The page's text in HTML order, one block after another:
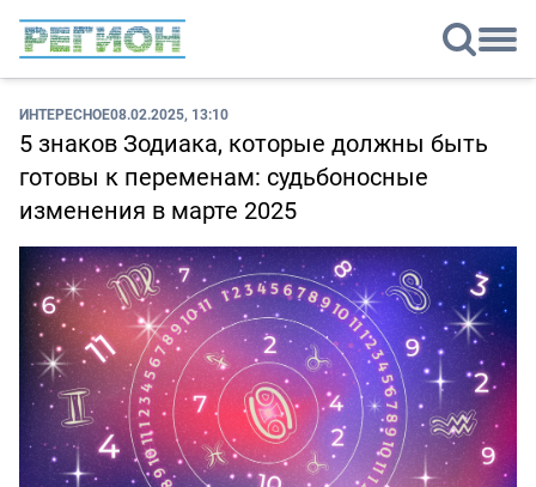
ИНТЕРЕСНОЕ08.02.2025, 13:10
5 знаков Зодиака, которые должны быть
готовы к переменам: судьбоносные
изменения в марте 2025